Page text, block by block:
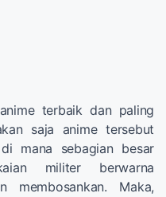
terbaik dan paling
saja anime tersebut
mana sebagian besar
militer berwarna
membosankan. Maka,